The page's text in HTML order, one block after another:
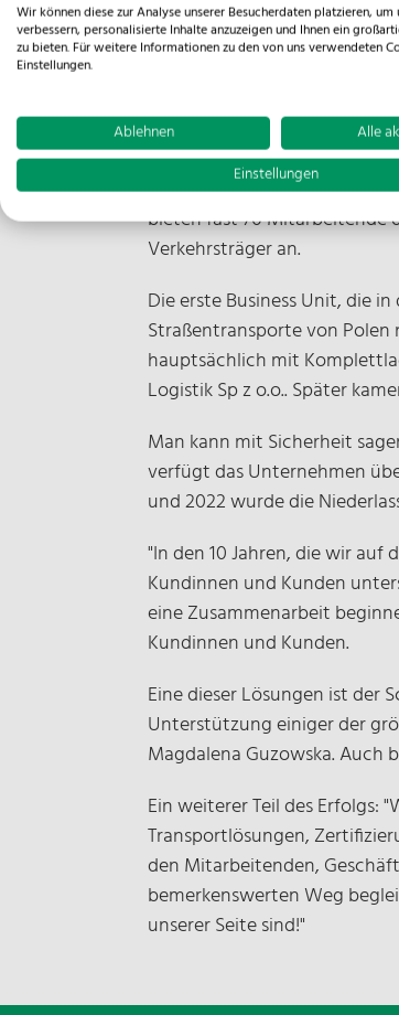
Das Jahr 2024 ist für unsere
Unternehmen seine Tätigkeit
Osnabrück gegründet
ausgedehnt.
Nach den ersten Jahren
In den letzten 10 Jahren hat
bieten fast 70 Mitarbeitende
Verkehrsträger an.
Die erste Business Unit, die
Straßentransporte von
hauptsächlich mit
Logistik Sp z o.o.. Später
Man kann mit Sicherheit
verfügt das Unternehmen
und 2022 wurde die
"In den 10 Jahren, die wir
Kundinnen und Kunden
eine Zusammenarbeit
Kundinnen und Kunden.
Eine dieser Lösungen ist der
Unterstützung einiger der
Magdalena Guzowska.
Ein weiterer Teil des Erfolgs:
Transportlösungen,
den Mitarbeitenden,
bemerkenswerten Weg
unserer Seite sind!"
Wir können diese zur Analyse unserer Besucherdaten platzieren, um
verbessern, personalisierte Inhalte anzuzeigen und Ihnen ein
zu bieten. Für weitere Informationen zu den von uns verwendeten
Einstellungen.
Ablehnen
Alle
Einstellungen